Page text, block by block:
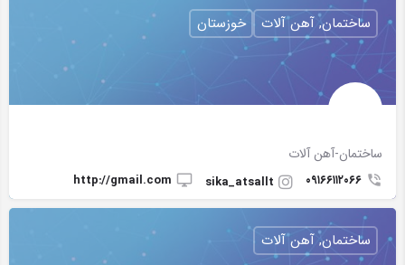
ساختمان-آهن آلات
۰۹۱۶۶۱۱۲۰۶۶ sika_atsallt
http://gmail.com
ساختمان, آهن آلات خوزستان
ساختمان, آهن آلات